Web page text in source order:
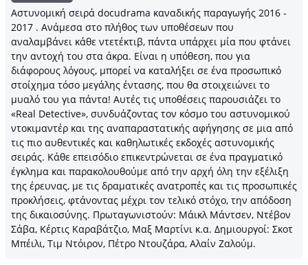
Αστυνομική σειρά docudrama καναδικής παραγωγής 2016 -
2017 . Ανάμεσα στο πλήθος των υποθέσεων που
αναλαμβάνει κάθε ντετέκτιβ, πάντα υπάρχει μία που φτάνει
την αντοχή του στα άκρα. Είναι η υπόθεση, που για
διάφορους λόγους, μπορεί να καταλήξει σε ένα προσωπικό
στοίχημα τόσο μεγάλης έντασης, που θα στοιχειώνει το
μυαλό του για πάντα! Αυτές τις υποθέσεις παρουσιάζει το
«Real Detective», συνδυάζοντας τον κόσμο του αστυνομικού
ντοκιμαντέρ και της αναπαραστατικής αφήγησης σε μια από
τις πιο αυθεντικές και καθηλωτικές εκδοχές αστυνομικής
σειράς. Κάθε επεισόδιο επικεντρώνεται σε ένα πραγματικό
έγκλημα και παρακολουθούμε από την αρχή όλη την εξέλιξη
της έρευνας, με τις δραματικές ανατροπές και τις προσωπικές
προκλήσεις, φτάνοντας μέχρι τον τελικό στόχο, την απόδοση
της δικαιοσύνης. Πρωταγωνιστούν: Μάικλ Μάντσεν, Ντέβον
Σάβα, Κέρτις Καραβάτζιο, Μαξ Μαρτίνι κ.α. Δημιουργοί: Σκοτ
Μπέιλι, Τιμ Ντόιρον, Πέτρο Ντουζάρα, Αλαίν Ζαλούμ.